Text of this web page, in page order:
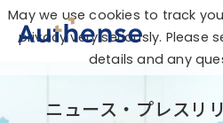
ニュース・プレスリ
May we use cookies to track
privacy very seriously. Please
details and any